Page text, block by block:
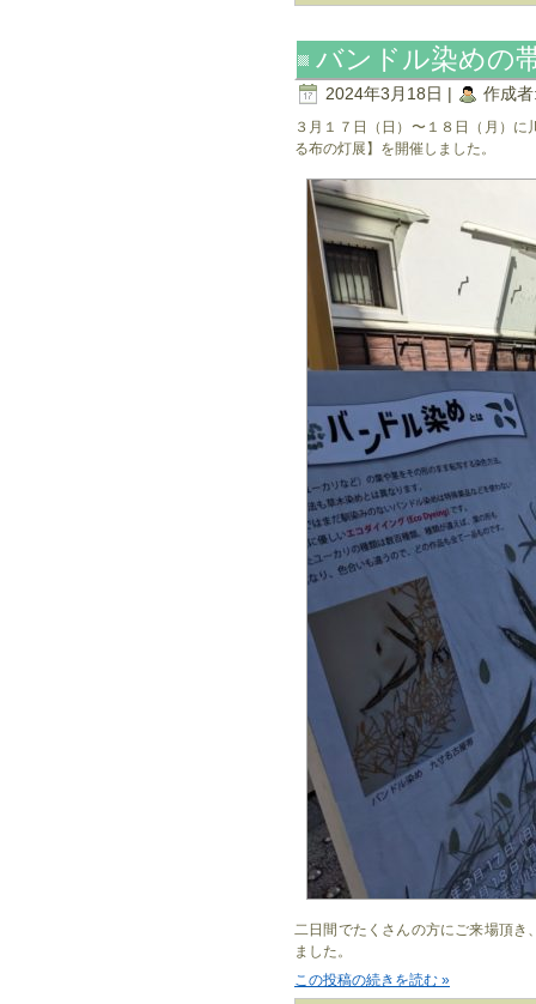
バンドル染めの
2024年3月18日 | 作成
３月１７日（日）〜１８日（月）
る布の灯展】を開催しました。
二日間でたくさんの方にご来場頂き
ました。
この投稿の続きを読む »